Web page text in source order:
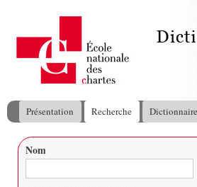
Menu principal
Présentation Recherche Dictionnaire
Vous êtes ici
Nom